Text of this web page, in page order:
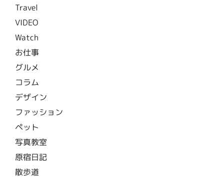
Travel
VIDEO
Watch
お仕事
グルメ
コラム
デザイン
ファッション
ペット
写真教室
原宿日記
散歩道